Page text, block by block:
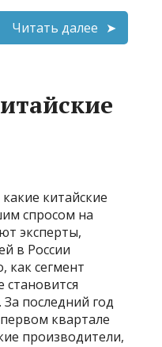
Читать далее
китайские
спросом на
эксперты,
в России
как сегмент
становится
За последний год
квартале
производители,